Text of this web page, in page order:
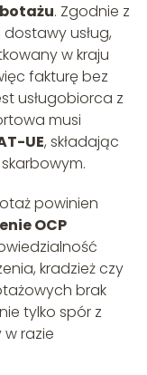
. Zgodnie z
usług,
w kraju
fakturę bez
usługobiorca z
musi
UE, składając
powinien
OCP
kradzież czy
brak
tylko spór z
razie